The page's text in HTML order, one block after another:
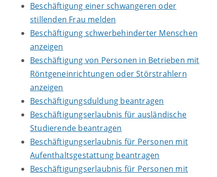
Beschäftigung einer schwangeren oder
stillenden Frau melden
Beschäftigung schwerbehinderter Menschen
anzeigen
Beschäftigung von Personen in Betrieben mit
Röntgeneinrichtungen oder Störstrahlern
anzeigen
Beschäftigungsduldung beantragen
Beschäftigungserlaubnis für ausländische
Studierende beantragen
Beschäftigungserlaubnis für Personen mit
Aufenthaltsgestattung beantragen
Beschäftigungserlaubnis für Personen mit